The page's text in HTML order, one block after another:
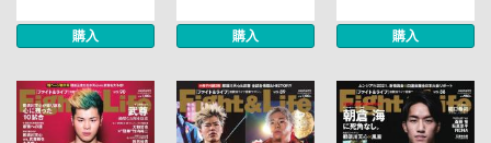
購入 購入 購入